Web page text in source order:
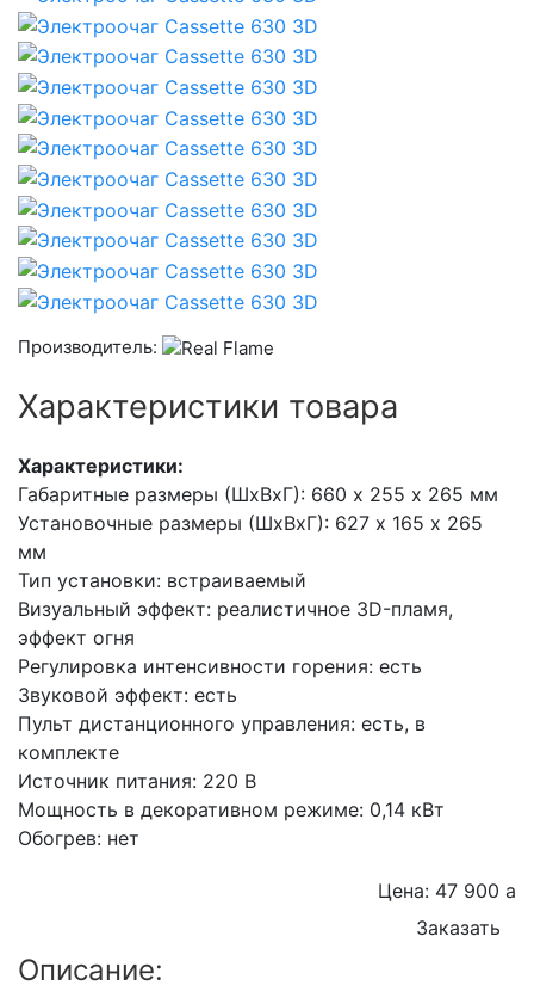
Производитель:
Характеристики товара
Характеристики:
Габаритные размеры (ШхВхГ): 660 х 255 х 265 мм
Установочные размеры (ШхВхГ): 627 х 165 х 265
мм
Тип установки: встраиваемый
Визуальный эффект: реалистичное 3D-пламя,
эффект огня
Регулировка интенсивности горения: есть
Звуковой эффект: есть
Пульт дистанционного управления: есть, в
комплекте
Источник питания: 220 В
Мощность в декоративном режиме: 0,14 кВт
Обогрев: нет
Цена: 47 900 a
Заказать
Описание: